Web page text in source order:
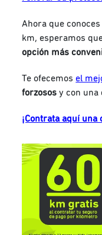
Ahora que
km, esperamos
opción más
Te ofecemosel
forzosos y con una
¡Contrata aquí una